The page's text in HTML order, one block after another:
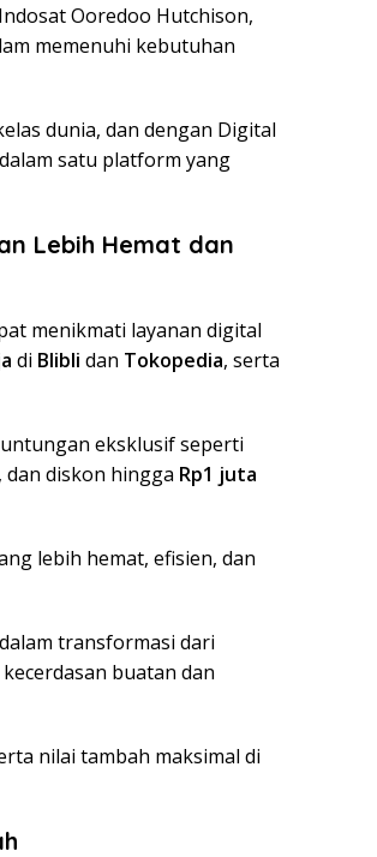
Ooredoo Hutchison,
memenuhi kebutuhan
dunia, dan dengan Digital
satu platform yang
Lebih Hemat dan
menikmati layanan digital
di Blibli dan Tokopedia, serta
eksklusif seperti
, dan diskon hingga Rp1 juta
lebih hemat, efisien, dan
transformasi dari
buatan dan
nilai tambah maksimal di